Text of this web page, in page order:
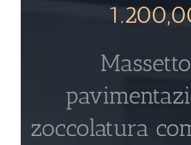
zoccolatura